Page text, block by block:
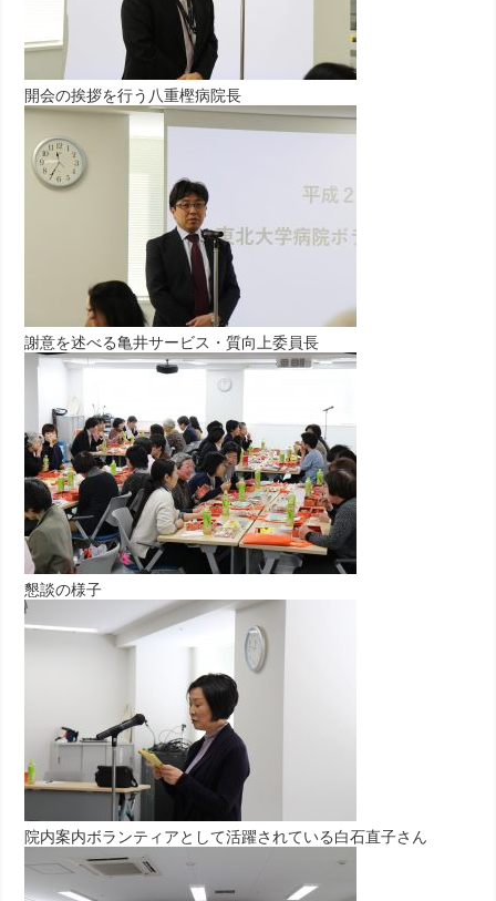
開会の挨拶を行う八重樫病院長
謝意を述べる亀井サービス・質向上委員長
懇談の様子
院内案内ボランティアとして活躍されている白石直子さん